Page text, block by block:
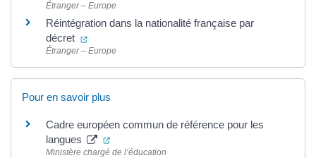
Étranger – Europe
Réintégration dans la nationalité française par
décret
(ouverture dans un nouvel onglet)
Étranger – Europe
Pour en savoir plus
Cadre européen commun de référence pour les
langues
(ouverture dans un nouvel onglet)
Ministère chargé de l’éducation